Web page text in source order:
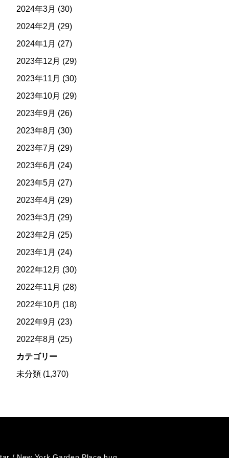
2024年3月 (30)
2024年2月 (29)
2024年1月 (27)
2023年12月 (29)
2023年11月 (30)
2023年10月 (29)
2023年9月 (26)
2023年8月 (30)
2023年7月 (29)
2023年6月 (24)
2023年5月 (27)
2023年4月 (29)
2023年3月 (29)
2023年2月 (25)
2023年1月 (24)
2022年12月 (30)
2022年11月 (28)
2022年10月 (18)
2022年9月 (23)
2022年8月 (25)
カテゴリー
未分類(1,370)